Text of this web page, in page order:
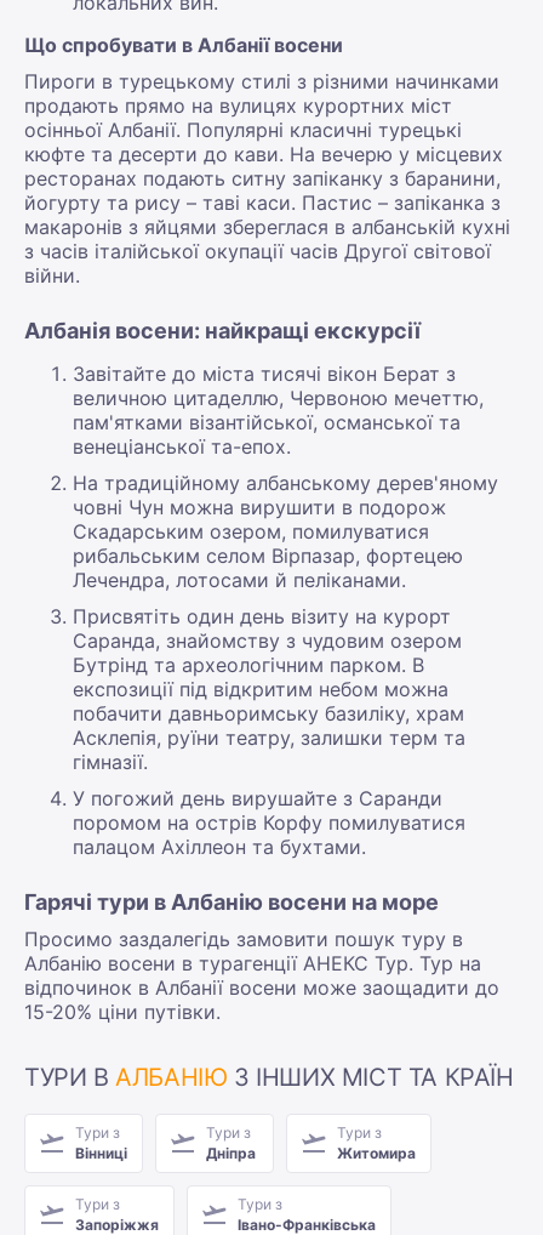
Що спробувати в Албанії восени
Пироги в турецькому стилі з різними начинками
продають прямо на вулицях курортних міст
осінньої Албанії. Популярні класичні турецькі
кюфте та десерти до кави. На вечерю у місцевих
ресторанах подають ситну запіканку з баранини,
йогурту та рису – таві каси. Пастис – запіканка з
макаронів з яйцями збереглася в албанській кухні
з часів італійської окупації часів Другої світової
війни.
Албанія восени: найкращі екскурсії
Завітайте до міста тисячі вікон Берат з
величною цитаделлю, Червоною мечеттю,
пам'ятками візантійської, османської та
венеціанської та-епох.
На традиційному албанському дерев'яному
човні Чун можна вирушити в подорож
Скадарським озером, помилуватися
рибальським селом Вірпазар, фортецею
Лечендра, лотосами й пеліканами.
Присвятіть один день візиту на курорт
Саранда, знайомству з чудовим озером
Бутрінд та археологічним парком. В
експозиції під відкритим небом можна
побачити давньоримську базиліку, храм
Асклепія, руїни театру, залишки терм та
гімназії.
У погожий день вирушайте з Саранди
поромом на острів Корфу помилуватися
палацом Ахіллеон та бухтами.
Гарячі тури в Албанію восени на море
Просимо заздалегідь замовити пошук туру в
Албанію восени в турагенції АНЕКС Тур. Тур на
відпочинок в Албанії восени може заощадити до
15-20% ціни путівки.
ТУРИ В АЛБАНІЮ З ІНШИХ МІСТ ТА КРАЇН
Тури з
Вінниці
Тури з
Дніпра
Тури з
Житомира
Тури з
Запоріжжя
Тури з
Івано-Франківська